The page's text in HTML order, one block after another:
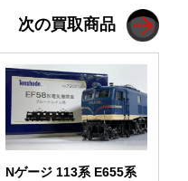
次の買取商品
Nゲージ 113系 E655系